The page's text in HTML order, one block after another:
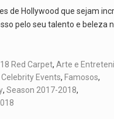
de Hollywood que sejam
pelo seu talento e beleza
Red Carpet, Arte e
Celebrity Events, Famosos,
, Season 2017-2018,